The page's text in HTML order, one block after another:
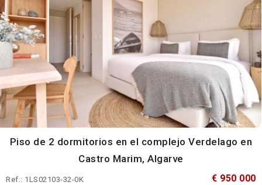
Piso de 2 dormitorios en el complejo Verdelago en
Castro Marim, Algarve
Ref.: 1LS02103-32-0K € 950 000